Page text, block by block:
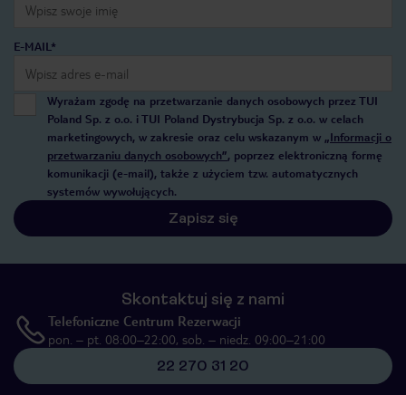
E-MAIL*
Wyrażam zgodę na przetwarzanie danych osobowych przez TUI
Poland Sp. z o.o. i TUI Poland Dystrybucja Sp. z o.o. w celach
marketingowych, w zakresie oraz celu wskazanym w „Informacji o
przetwarzaniu danych osobowych”, poprzez elektroniczną formę
komunikacji (e-mail), także z użyciem tzw. automatycznych
systemów wywołujących.
Zapisz się
Skontaktuj się z nami
Telefoniczne Centrum Rezerwacji
pon. – pt. 08:00–22:00, sob. – niedz. 09:00–21:00
22 270 31 20